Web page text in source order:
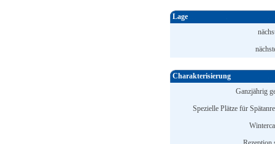
Lage
Charakterisierung
Ganzjährig
Spezielle Plätze für